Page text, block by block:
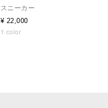
スニーカー
¥ 22,000
1 color